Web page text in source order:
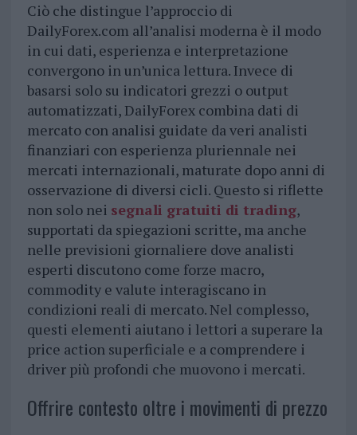
Ciò che distingue l’approccio di
DailyForex.com all’analisi moderna è il modo
in cui dati, esperienza e interpretazione
convergono in un’unica lettura. Invece di
basarsi solo su indicatori grezzi o output
automatizzati, DailyForex combina dati di
mercato con analisi guidate da veri analisti
finanziari con esperienza pluriennale nei
mercati internazionali, maturate dopo anni di
osservazione di diversi cicli. Questo si riflette
non solo nei segnali gratuiti di trading,
supportati da spiegazioni scritte, ma anche
nelle previsioni giornaliere dove analisti
esperti discutono come forze macro,
commodity e valute interagiscano in
condizioni reali di mercato. Nel complesso,
questi elementi aiutano i lettori a superare la
price action superficiale e a comprendere i
driver più profondi che muovono i mercati.
Offrire contesto oltre i movimenti di prezzo